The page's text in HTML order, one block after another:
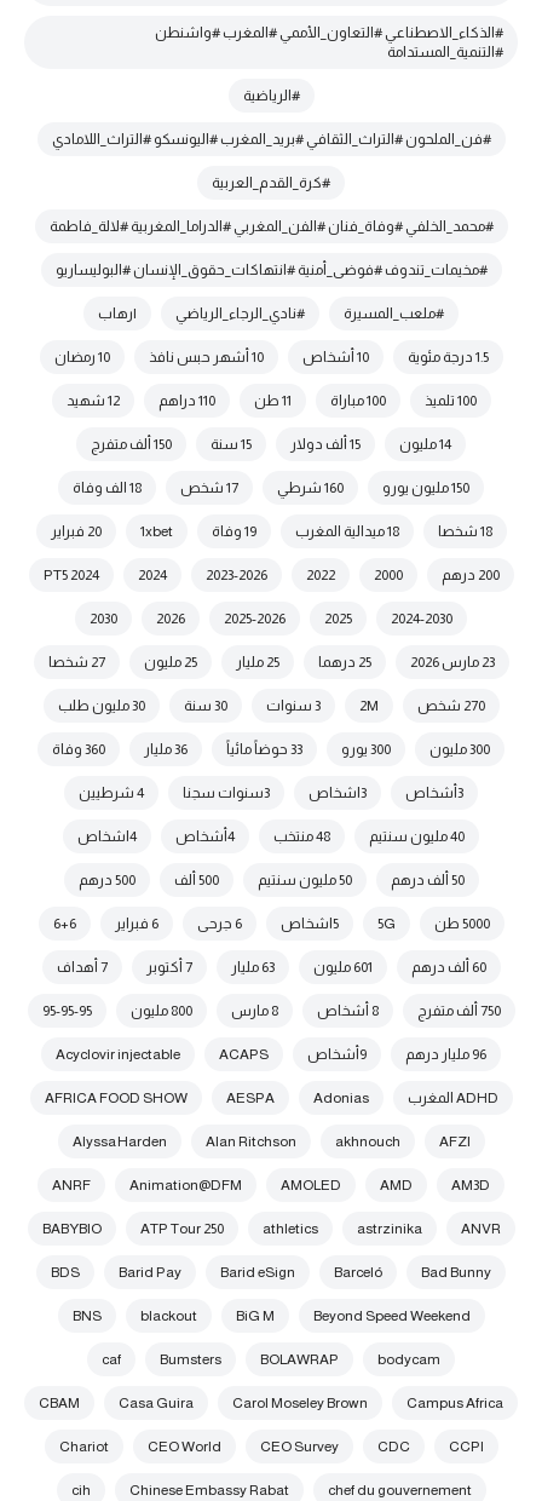
#الذكاء_الاصطناعي #التعاون_الأممي #المغرب #واشنطن
#التنمية_المستدامة
#الرياضية
#فن_الملحون #التراث_الثقافي #بريد_المغرب #اليونسكو #التراث_اللامادي
#كرة_القدم_العربية
#محمد_الخلفي #وفاة_فنان #الفن_المغربي #الدراما_المغربية #لالة_فاطمة
#مخيمات_تندوف #فوضى_أمنية #انتهاكات_حقوق_الإنسان #البوليساريو
#ملعب_المسيرة #نادي_الرجاء_الرياضي |رهاب
1.5 درجة مئوية 10 أشخاص 10 أشهر حبس نافذ 10 رمضان
100 تلميذ 100 مباراة 11 طن 110 دراهم 12 شهيد
14 مليون 15 ألف دولار 15 سنة 150 ألف متفرج
150 مليون يورو 160 شرطي 17 شخص 18 الف وفاة
18 شخصا 18 ميدالية المغرب 19 وفاة 1xbet 20 فبراير
200 درهم 2000
2022
2023-2026
2024
2024 PT5
2024-2030
2025
2025-2026
2026
2030
23 مارس 2026 25 درهما 25 مليار 25 مليون 27 شخصا
270 شخص 2M 3 سنوات 30 سنة 30 مليون طلب
300 مليون 300 يورو 33 حوضاً مائياً 36 مليار 360 وفاة
3أشخاص 3اشخاص 3سنوات سجنا 4 شرطيين
40 مليون سنتيم 48 منتخب 4أشخاص 4اشخاص
50 ألف درهم 50 مليون سنتيم 500 ألف 500 درهم
5000 طن 5G 5اشخاص 6 جرحى 6 فبراير 6+6
60 ألف درهم 601 مليون 63 مليار 7 أكتوبر 7 أهداف
750 ألف متفرج 8 أشخاص 8 مارس 800 مليون 95-95-95
96 مليار درهم 9أشخاص ACAPS
Acyclovir injectable
ADHD المغرب Adonias
AESPA
AFRICA FOOD SHOW
AFZI
akhnouch
Alan Ritchson
Alyssa Harden
AM3D
AMD
AMOLED
Animation@DFM
ANRF
ANVR
astrzinika
athletics
ATP Tour 250
BABYBIO
Bad Bunny
Barceló
Barid eSign
Barid Pay
BDS
Beyond Speed Weekend
BiG M
blackout
BNS
bodycam
BOLAWRAP
Bumsters
caf
Campus Africa
Carol Moseley Brown
Casa Guira
CBAM
CCPI
CDC
CEO Survey
CEO World
Chariot
chef du gouvernement
Chinese Embassy Rabat
cih